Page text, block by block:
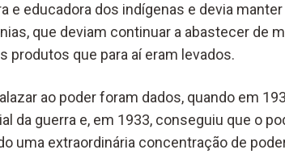
e educadora dos indígenas e devia
que deviam continuar a abastecer de
produtos que para aí eram levados.
ao poder foram dados, quando em
da guerra e, em 1933, conseguiu que o
uma extraordinária concentração de